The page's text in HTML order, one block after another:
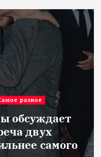
разное
обсуждает
двух
самого